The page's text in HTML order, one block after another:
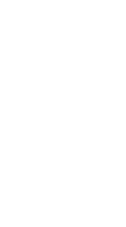
instalar o
que los
socios),
las
establecen, no
Si realizó la
o
condiciones